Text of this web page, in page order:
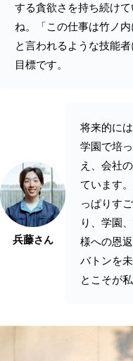
する貪欲さを持ち続け
ね。「この仕事は竹ノ内
と言われるような技能
目標です。
兵藤さん
将来的に
学園で培
え、会社
ています
っぱりす
り、学園
様への恩
バトンを
とこそが